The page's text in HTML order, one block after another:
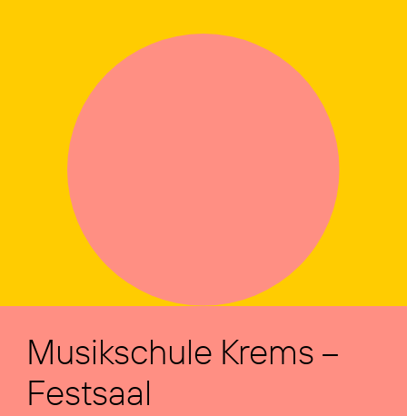
Musik­schu­le Krems –
Fest­saal